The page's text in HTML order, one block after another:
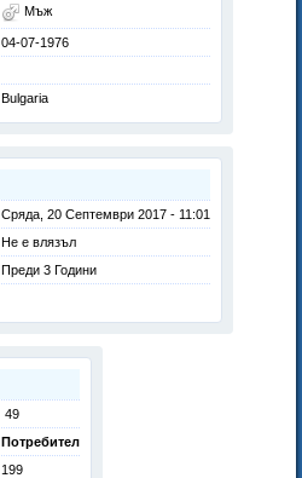
Мъж
04-07-1976
Bulgaria
Сряда, 20 Септември 2017 - 11:01
Не е влязъл
Преди 3 Години
49
Потребител
199